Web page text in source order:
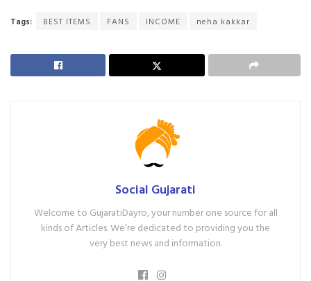
Tags: BEST ITEMS FANS INCOME neha kakkar
Social Gujarati
Welcome to GujaratiDayro, your number one source for all
kinds of Articles. We’re dedicated to providing you the
very best news and information.